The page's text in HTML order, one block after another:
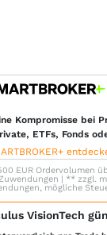
Kompromisse bei
ETFs, Fonds
EUR Ordervolumen
| ** zzgl.
mögliche
VisionTech